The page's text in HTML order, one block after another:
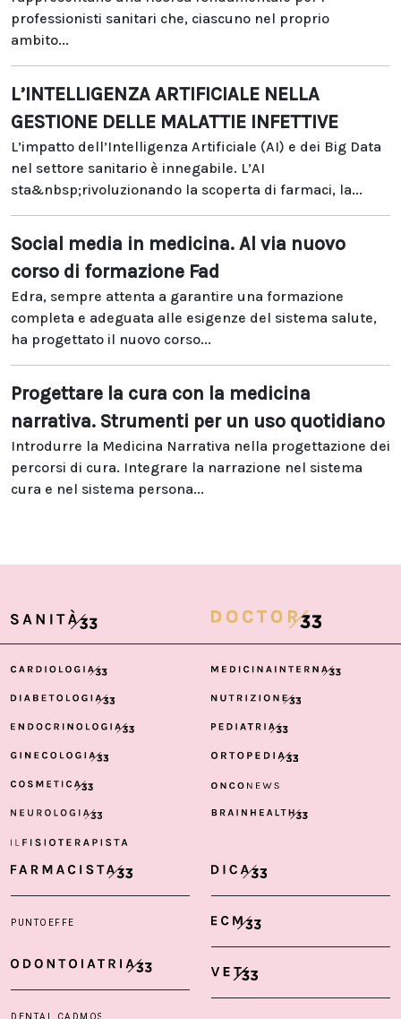
professionisti sanitari che, ciascuno nel proprio
ambito...
L’INTELLIGENZA ARTIFICIALE NELLA
GESTIONE DELLE MALATTIE INFETTIVE
L’impatto dell’Intelligenza Artificiale (AI) e dei Big Data
nel settore sanitario è innegabile. L’AI
sta&nbsp;rivoluzionando la scoperta di farmaci, la...
Social media in medicina. Al via nuovo
corso di formazione Fad
Edra, sempre attenta a garantire una formazione
completa e adeguata alle esigenze del sistema salute,
ha progettato il nuovo corso...
Progettare la cura con la medicina
narrativa. Strumenti per un uso quotidiano
Introdurre la Medicina Narrativa nella progettazione dei
percorsi di cura. Integrare la narrazione nel sistema
cura e nel sistema persona...